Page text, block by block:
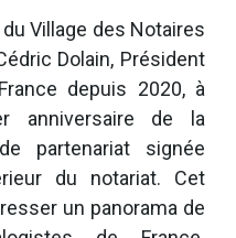
Village des Notaires
Dolain, Président
depuis 2020, à
anniversaire de la
partenariat signée
du notariat. Cet
un panorama de